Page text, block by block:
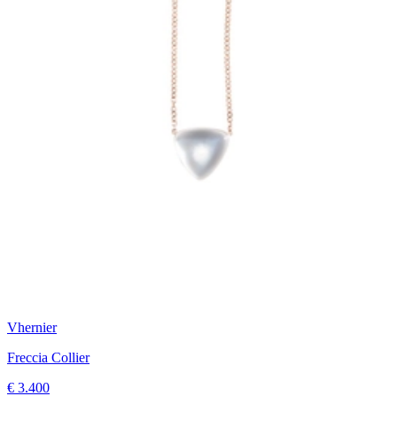
Vhernier
Freccia Collier
€ 3.400